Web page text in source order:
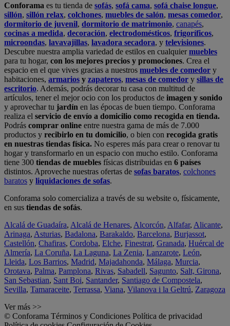
Conforama es tu tienda de sofás, sofá cama, sofá chaise longue,
sillón, sillón relax, colchones, muebles de salón, mesas comedor,
dormitorio de juvenil, dormitorio de matrimonio, canapés,
cocinas a medida, decoración, electrodomésticos, frigoríficos,
microondas, lavavajillas, lavadora secadora, y televisiones.
Descubre nuestra amplia variedad de estilos en cualquiermuebles
para tu hogar, con los mejores precios y promociones. Crea el
espacio en el que vives gracias a nuestros muebles de comedor y
habitaciones, armarios y zapateros, mesas de comedor y sillas de
escritorio. Además, podrás decorar tu casa con multitud de
artículos, tener el mejor ocio con los productos de imagen y sonido
y aprovechar tu jardín en las épocas de buen tiempo. Conforama
realiza el servicio de envío a domicilio como recogida en tienda.
Podrás comprar online entre nuestra gama de más de 7.000
productos y recibirlo en tu domicilio, o bien con recogida gratis
en nuestras tiendas física. No esperes más para crear o renovar tu
hogar y transformarlo en un espacio con mucho estilo. Conforama
tiene 300 tiendas de muebles físicas distribuidas en 6 países
distintos. Aproveche nuestras ofertas de sofas baratos, colchones
baratos y liquidaciones de sofas.
Conforama solo comercializa a través de su website o, físicamente,
en sus tiendas de sofás.
Alcalá de Guadaíra, Alcalá de Henares, Alcorcón, Alfafar, Alicante,
Arinaga, Asturias, Badalona, Barakaldo, Barcelona, Burjassot,
Castellón, Chafiras, Cordoba, Elche, Finestrat, Granada, Huércal de
Almería, La Coruña, La Laguna, La Zenia, Lanzarote, León,
Lleida, Los Barrios, Madrid, Majadahonda, Málaga, Murcia,
Orotava, Palma, Pamplona, Rivas, Sabadell, Sagunto, Salt, Girona,
San Sebastian, Sant Boi, Santander, Santiago de Compostela,
Sevilla, Tamaraceite, Terrassa, Viana, Vilanova i la Geltrú, Zaragoza
Ver más >>
© Conforama Términos y Condiciones Política de privacidad